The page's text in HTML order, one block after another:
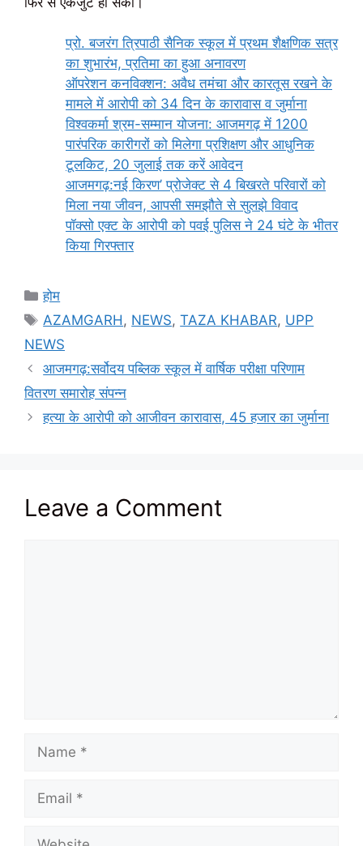
प्रो. बजरंग त्रिपाठी सैनिक स्कूल में प्रथम शैक्षणिक सत्र
का शुभारंभ, प्रतिमा का हुआ अनावरण
ऑपरेशन कनविक्शन: अवैध तमंचा और कारतूस रखने के
मामले में आरोपी को 34 दिन के कारावास व जुर्माना
विश्वकर्मा श्रम-सम्मान योजना: आजमगढ़ में 1200
पारंपरिक कारीगरों को मिलेगा प्रशिक्षण और आधुनिक
टूलकिट, 20 जुलाई तक करें आवेदन
आजमगढ़:नई किरण’ प्रोजेक्ट से 4 बिखरते परिवारों को
मिला नया जीवन, आपसी समझौते से सुलझे विवाद
पॉक्सो एक्ट के आरोपी को पवई पुलिस ने 24 घंटे के भीतर
किया गिरफ्तार
Categories
होम
Tags
AZAMGARH, NEWS,TAZA KHABAR, UPP
NEWS
आजमगढ़:सर्वोदय पब्लिक स्कूल में वार्षिक परीक्षा परिणाम
वितरण समारोह संपन्न
हत्या के आरोपी को आजीवन कारावास, 45 हजार का जुर्माना
Leave a Comment
Name
Email
Website